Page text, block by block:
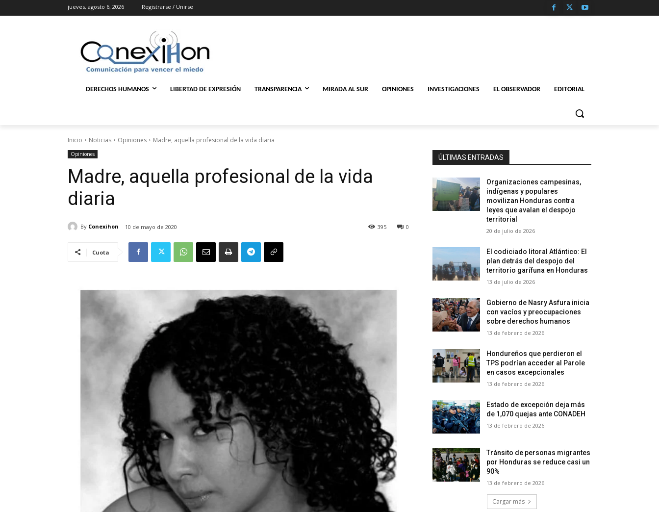
jueves, agosto 6, 2026 Registrarse / Unirse
DERECHOS HUMANOS LIBERTAD DE EXPRESIÓN TRANSPARENCIA MIRADA AL SUR OPINIONES INVESTIGACIONES EL OBSERVADOR EDITORIAL
Inicio Noticias Opiniones Madre, aquella profesional de la vida diaria
Opiniones
Madre, aquella profesional de la vida
diaria
By Conexihon 10 de mayo de 2020 0
395
Cuota
ÚLTIMAS ENTRADAS
Organizaciones campesinas,
indígenas y populares
movilizan Honduras contra
leyes que avalan el despojo
territorial
20 de julio de 2026
El codiciado litoral Atlántico: El
plan detrás del despojo del
territorio garífuna en Honduras
13 de julio de 2026
Gobierno de Nasry Asfura inicia
con vacíos y preocupaciones
sobre derechos humanos
13 de febrero de 2026
Hondureños que perdieron el
TPS podrían acceder al Parole
en casos excepcionales
13 de febrero de 2026
Estado de excepción deja más
de 1,070 quejas ante CONADEH
13 de febrero de 2026
Tránsito de personas migrantes
por Honduras se reduce casi un
90%
13 de febrero de 2026
Cargar más